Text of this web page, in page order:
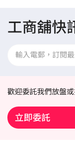
工商舖快
歡迎委託我們放盤
立即委託